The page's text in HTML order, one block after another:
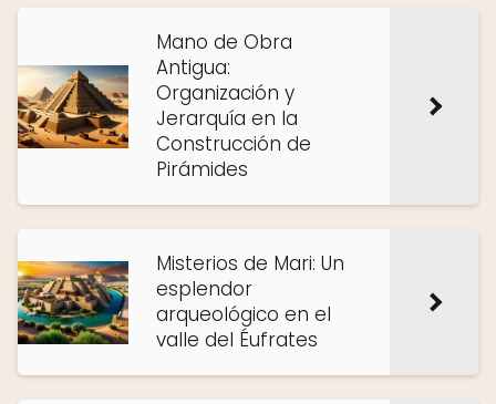
Mano de Obra
Antigua:
Organización y
Jerarquía en la
Construcción de
Pirámides
Misterios de Mari: Un
esplendor
arqueológico en el
valle del Éufrates